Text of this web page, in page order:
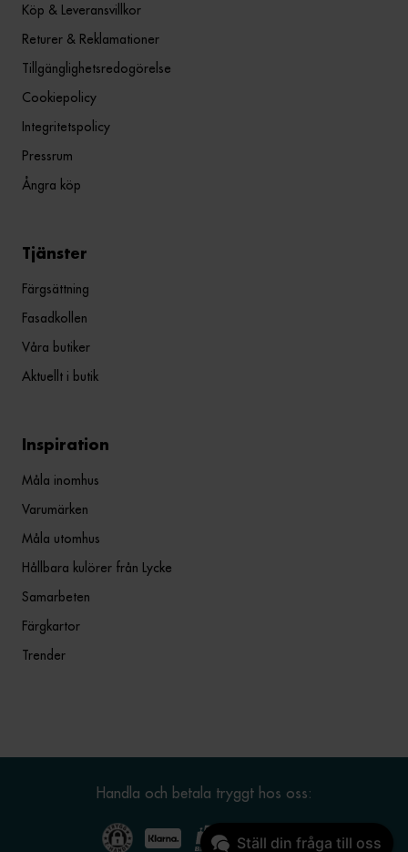
Köp & Leveransvillkor
Returer & Reklamationer
Tillgänglighetsredogörelse
Cookiepolicy
Integritetspolicy
Pressrum
Ångra köp
Tjänster
Färgsättning
Fasadkollen
Våra butiker
Aktuellt i butik
Inspiration
Måla inomhus
Varumärken
Måla utomhus
Hållbara kulörer från Lycke
Samarbeten
Färgkartor
Trender
Handla och betala tryggt hos oss:
Ställ din fråga till oss